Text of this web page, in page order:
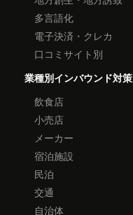
多言語化
電子決済・クレカ
口コミサイト別
業種別インバウンド対策
飲食店
小売店
メーカー
宿泊施設
民泊
交通
自治体